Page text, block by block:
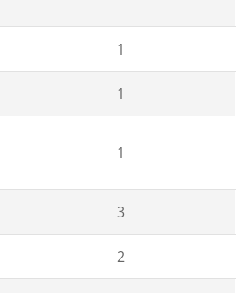
1
1
1
3
2